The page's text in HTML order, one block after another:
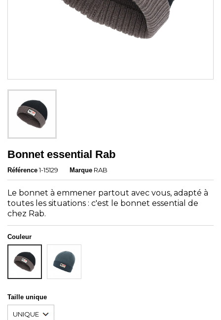
Bonnet essential Rab
Référence 1-15129 Marque RAB
Le bonnet à emmener partout avec vous, adapté à
toutes les situations : c'est le bonnet essential de
chez Rab.
Couleur
BLUE-
TEMPEST
Taille unique